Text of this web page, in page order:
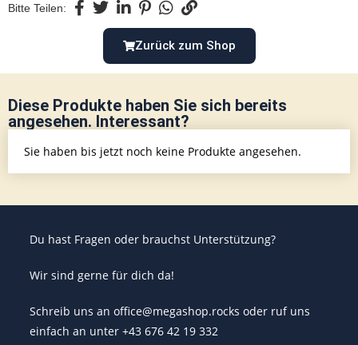
Bitte Teilen:
Zurück zum Shop
Diese Produkte haben Sie sich bereits
angesehen. Interessant?
Sie haben bis jetzt noch keine Produkte angesehen.
Du hast Fragen oder brauchst Unterstützung?
Wir sind gerne für dich da!
Schreib uns an office@megashop.rocks oder ruf uns
einfach an unter +43 676 42 19 332